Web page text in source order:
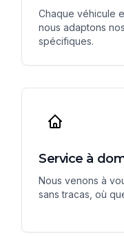
Chaque véhicule
nous adaptons
spécifiques.
Service à
Nous venons à
sans tracas, où